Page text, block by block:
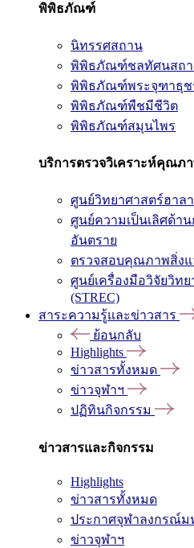
พิพิธภัณฑ์
นิทรรศสถาน
พิพิธภัณฑ์ชลทัศนสถ
พิพิธภัณฑ์พระจุฑาธุช
พิพิธภัณฑ์พืชมีชีวิต
พิพิธภัณฑ์สมุนไพร
บริการตรวจวิเคราะห์คุณภ
ศูนย์วิทยาศาสตร์ฮาล
ศูนย์ความเป็นเลิศด้า
อันตราย
ตรวจสอบคุณภาพสิ่งแ
ศูนย์เครื่องมือวิจัยวิท
(STREC)
สาระความรู้และข่าวสาร
ย้อนกลับ
Highlights
ข่าวสารทั้งหมด
ข่าวจุฬาฯ
ปฏิทินกิจกรรม
ข่าวสารและกิจกรรม
Highlights
ข่าวสารทั้งหมด
ประกาศจุฬาลงกรณ์ม
ข่าวจุฬาฯ